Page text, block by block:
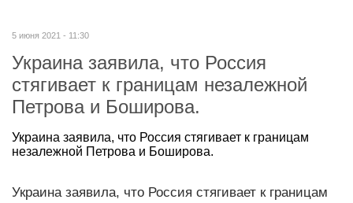
5 июня 2021 - 11:30
Украина заявила, что Россия
стягивает к границам незалежной
Петрова и Боширова.
Украина заявила, что Россия стягивает к границам
незалежной Петрова и Боширова.
Украина заявила, что Россия стягивает к границам